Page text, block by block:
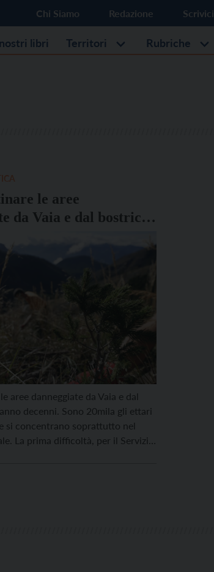
Chi Siamo Redazione Scrivici
libri Territori Rubriche
le aree
da Vaia e dal bostrico
decenni
aree danneggiate da Vaia e dal
decenni. Sono 20mila gli ettari
si concentrano soprattutto nel
La prima difficoltà, per il Servizio